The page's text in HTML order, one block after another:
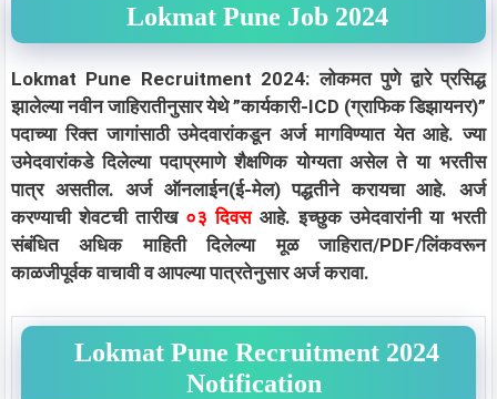
Lokmat Pune Job 2024
Lokmat Pune Recruitment 2024: लोकमत पुणे द्वारे प्रसिद्ध
झालेल्या नवीन जाहिरातीनुसार येथे ”कार्यकारी-ICD (ग्राफिक डिझायनर)”
पदाच्या रिक्त जागांसाठी उमेदवारांकडून अर्ज मागविण्यात येत आहे. ज्या
उमेदवारांकडे दिलेल्या पदाप्रमाणे शैक्षणिक योग्यता असेल ते या भरतीस
पात्र असतील. अर्ज ऑनलाईन(ई-मेल) पद्धतीने करायचा आहे. अर्ज
करण्याची शेवटची तारीख ०३ दिवसआहे. इच्छुक उमेदवारांनी या भरती
संबंधित अधिक माहिती दिलेल्या मूळ जाहिरात/PDF/लिंकवरून
काळजीपूर्वक वाचावी व आपल्या पात्रतेनुसार अर्ज करावा.
Lokmat Pune Recruitment 2024
Notification